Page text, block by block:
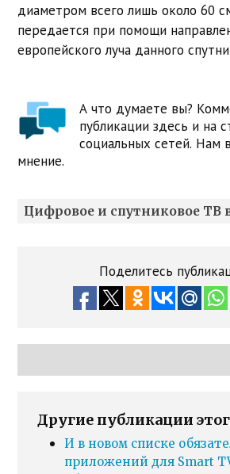
диаметром всего лишь около 60
передается при помощи
европейского луча данного
А что думаете вы?
публикации здесь и на
социальных сетей. Нам
мнение.
Цифровое и спутниковое ТВ
Поделитесь
Другие публикации
И в новом списке
приложений для Smart